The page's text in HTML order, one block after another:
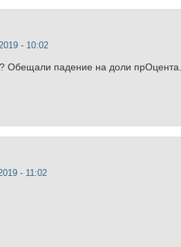
- 10:02
Обещали падение на доли
- 11:02